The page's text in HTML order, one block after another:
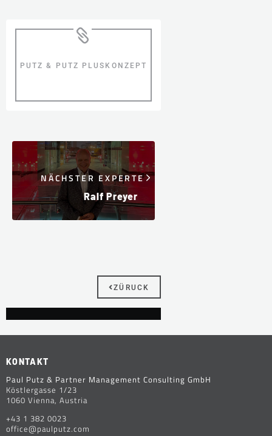
PUTZ & PUTZ PLUSKONZEPT
NÄCHSTER EXPERTE
Ralf Preyer
ZÜRUCK
KONTAKT
Paul Putz & Partner Management Consulting GmbH
Köstlergasse 1/23
1060 Vienna, Austria
+43 1 382 0023
office@paulputz.com